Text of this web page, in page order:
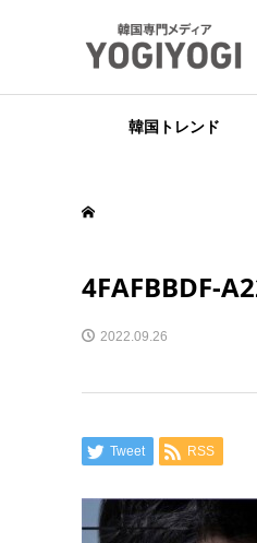
韓国トレンド
4FAFBBDF-
2022.09.26
Tweet RSS